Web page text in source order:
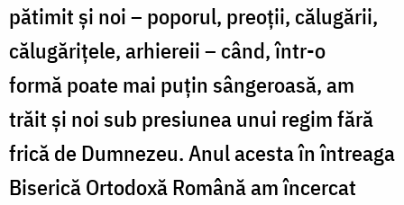
pătimit și noi – poporul, preoții, călugării,
călugărițele, arhiereii – când, într-o
formă poate mai puțin sângeroasă, am
trăit și noi sub presiunea unui regim fără
frică de Dumnezeu. Anul acesta în întreaga
Biserică Ortodoxă Română am încercat